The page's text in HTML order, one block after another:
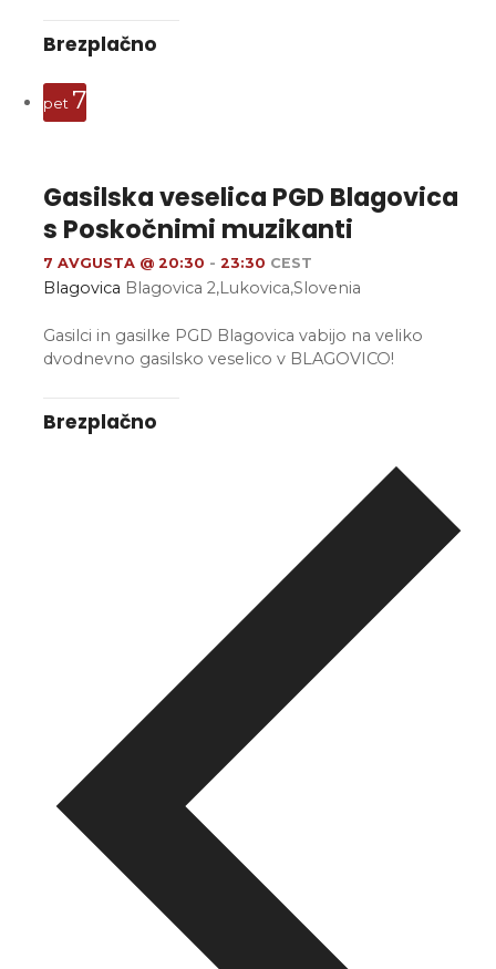
Brezplačno
pet 7
Gasilska veselica PGD Blagovica
s Poskočnimi muzikanti
7 AVGUSTA @ 20:30 -23:30 CEST
Blagovica Blagovica 2,Lukovica,Slovenia
Gasilci in gasilke PGD Blagovica vabijo na veliko
dvodnevno gasilsko veselico v BLAGOVICO!
Brezplačno